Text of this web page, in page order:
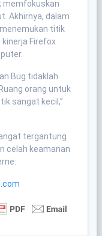
memfokuskan
Akhirnya, dalam
titik
Firefox
Bug tidaklah
orang untuk
sangat kecil,”
tergantung
celah keamanan